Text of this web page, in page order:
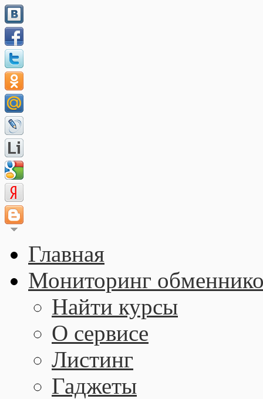
Главная
Мониторинг
Найти курсы
О сервисе
Листинг
Гаджеты